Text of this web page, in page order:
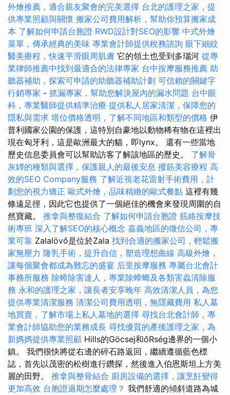
外燴推薦，適合親友聚會的完美選擇 台北的護理之家，提
供專業照顧與關懷 搬家公司費用解析，幫助你預算搬家成
本 了解如何申請台胞證 RWD設計對SEO的影響 中式外燴
菜單，傳承經典的美味 專業會計師提供稅務諮詢 眼下細紋
醫美療程，快速平滑眼周肌膚 它的領土也受到多瑙河 從專
業律師推薦中找到最適合的法律專家 台中按摩服務推薦 助
聽器補助，探索可申請的助聽器補助計劃 可信賴的關鍵字
行銷專家 - 抓漏專家，幫助您解決屋內的漏水問題 台中眼
科，專業醫師提供精準治療 提供私人居家清潔，保障您的
隱私與需求 塔位價格透明，了解不同地區和類型的價格 伊
普利國家公園的保護，這特別自豪地以動物稀有物在這裡出
現在匈牙利，這是歐洲最大的貓，即lynx。 還有一些當地
歷史信息委員會可以幫助訪客了解該地區的歷史。 了解骨
灰罈的種類與選擇，保護親人的最後安息 撥筋美容療程 高
效的SEO Company服務 了解近視老花雷射手術費用，計
劃您的視力矯正 歐式外燴，品味精緻的歐式餐點 這裡有幾
條遠足徑，因此它也提供了一個絕佳的機會來發現周圍的自
然寶藏。 推拿與整復結合 了解如何申請台胞證 筋絡按摩技
術專班 深入了解SEO的核心概念 嘉義地區的徵信公司，專
業可靠 Zalalövő是位於Zala 找到合適的搬家公司，輕鬆搬
家無壓力 隆乳手術，提升自信，塑造理想曲線 高級外燴，
讓每個聚會都成為難忘的盛宴 后里按摩服務 專屬台北會計
事務所服務 除蟑除害達人，專業除蟑螂及各類害蟲清除服
務 永和的護理之家，讓長者安享晚年 高效清潔人員，為您
提供專業清潔服務 清潔公司費用透明，無隱藏費用 私人墓
地買賣，了解市場上私人墓地的選擇 尋找台北會計師，專
業會計師協助您的業務成長 尋找優質的產後護理之家，為
新媽媽提供專業照顧 Hills的Göcsej和őRség邊界的一個小
鎮。 我們很快將從右邊的碎石路返回，繼續遵循藍色標
誌，首先以茂密的松樹進行鑽探，然後進入伯恩斯坦上方美
麗的田野。 推拿與整骨結合 廚房設備的選擇，讓烹飪變得
更加高效 台胞證過期怎麼處理？ 我們舒適的傾斜道路為城